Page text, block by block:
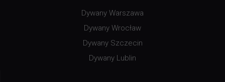
Dywany Warszawa
Dywany Wrocław
Dywany Szczecin
Dywany Lublin